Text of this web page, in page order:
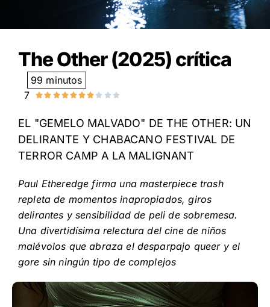
The Other (2025) crítica
99 minutos
7
    Valorado
7
de
10
EL "GEMELO MALVADO" DE THE OTHER: UN
DELIRANTE Y CHABACANO FESTIVAL DE
TERROR CAMP A LA MALIGNANT
Paul Etheredge firma una masterpiece trash
repleta de momentos inapropiados, giros
delirantes y sensibilidad de peli de sobremesa.
Una divertidísima relectura del cine de niños
malévolos que abraza el desparpajo queer y el
gore sin ningún tipo de complejos